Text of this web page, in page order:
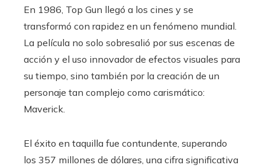
En 1986, Top Gun llegó a los cines y se
transformó con rapidez en un fenómeno mundial.
La película no solo sobresalió por sus escenas de
acción y el uso innovador de efectos visuales para
su tiempo, sino también por la creación de un
personaje tan complejo como carismático:
Maverick.
El éxito en taquilla fue contundente, superando
los 357 millones de dólares, una cifra significativa